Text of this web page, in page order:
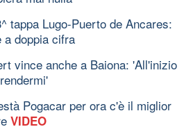
tappa Lugo-Puerto de Ancares:
a doppia cifra
vince anche a Baiona: 'All'inizio
Pogacar per ora c'è il miglior
VIDEO